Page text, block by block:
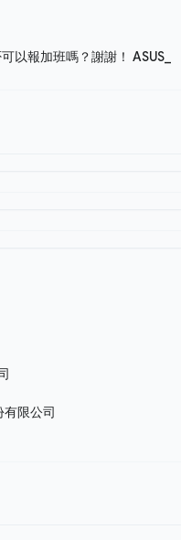
以報加班嗎？謝謝！ ASUS_
限公司